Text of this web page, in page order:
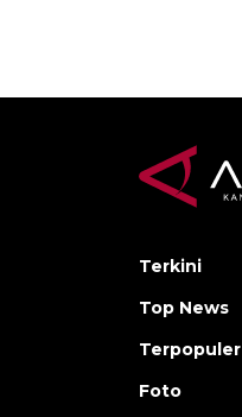
Terkini
Top News
Terpopuler
Foto